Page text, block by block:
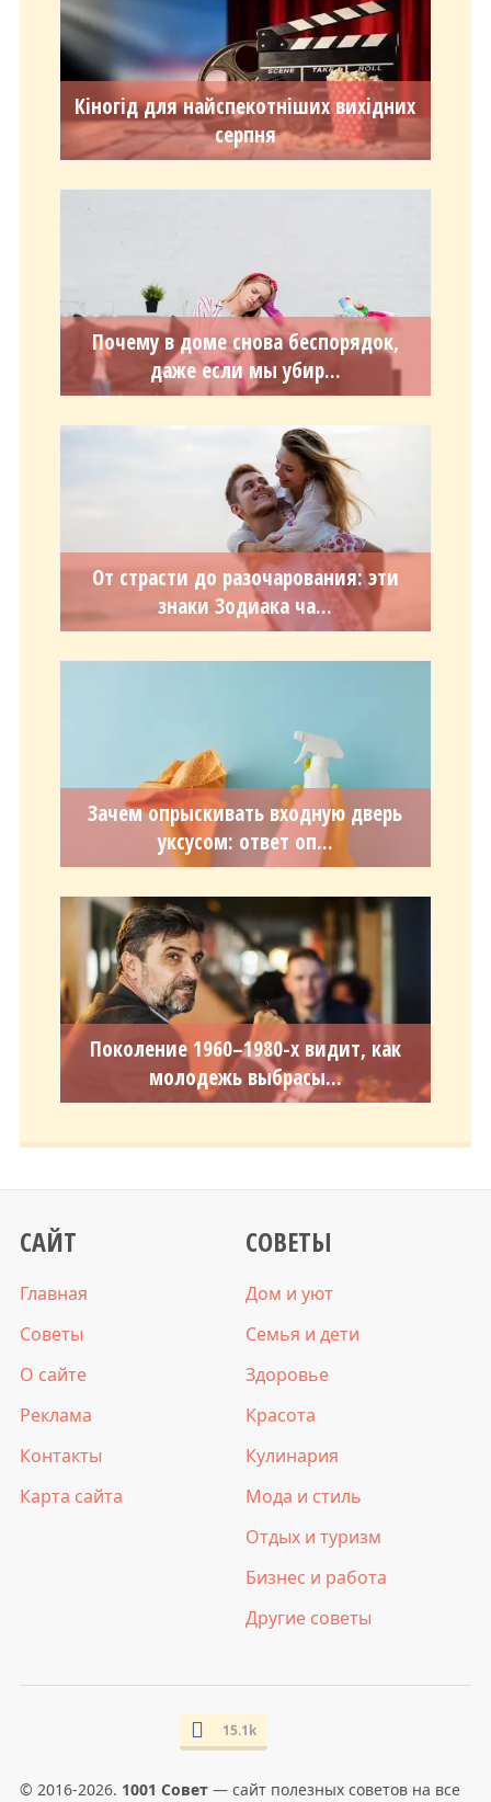
Кіногід для найспекотніших вихідних
серпня
Почему в доме снова беспорядок,
даже если мы убир...
От страсти до разочарования: эти
знаки Зодиака ча...
Зачем опрыскивать входную дверь
уксусом: ответ оп...
Поколение 1960–1980-х видит, как
молодежь выбрасы...
САЙТ
Главная
Советы
О сайте
Реклама
Контакты
Карта сайта
СОВЕТЫ
Дом и уют
Семья и дети
Здоровье
Красота
Кулинария
Мода и стиль
Отдых и туризм
Бизнес и работа
Другие советы
15.1k
© 2016-2026. 1001 Совет— сайт полезных советов на все